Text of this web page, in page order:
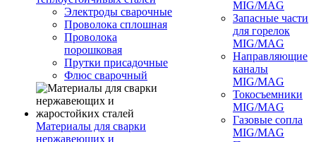
Электроды сварочные
Проволока сплошная
Проволока
порошковая
Прутки присадочные
Флюс сварочный
Материалы для сварки
нержавеющих и
MIG/MAG
Запасные части
для горелок
MIG/MAG
Направляющие
каналы
MIG/MAG
Токосъемники
MIG/MAG
Газовые сопла
MIG/MAG